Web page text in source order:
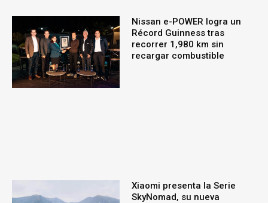
Nissan e-POWER logra un
Récord Guinness tras
recorrer 1,980 km sin
recargar combustible
Xiaomi presenta la Serie
SkyNomad, su nueva